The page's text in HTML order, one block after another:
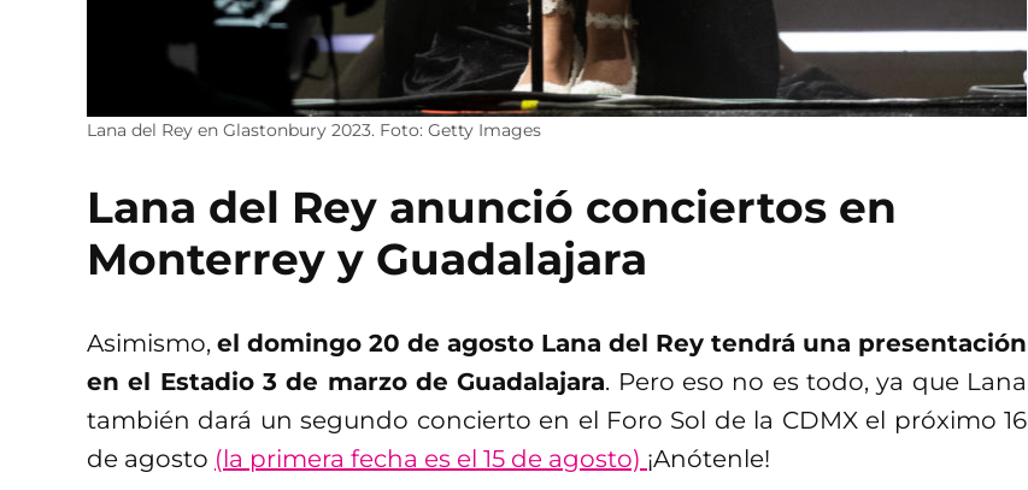
Lana del Rey en Glastonbury 2023. Foto: Getty Images
Lana del Rey anunció conciertos en
Monterrey y Guadalajara
Asimismo, el domingo 20 de agosto Lana del Rey tendrá una presentación
en el Estadio 3 de marzo de Guadalajara. Pero eso no es todo, ya que Lana
también dará un segundo concierto en el Foro Sol de la CDMX el próximo 16
de agosto (la primera fecha es el 15 de agosto) ¡Anótenle!